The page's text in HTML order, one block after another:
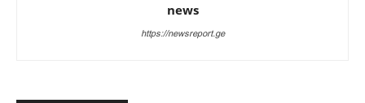
news
https://newsreport.ge